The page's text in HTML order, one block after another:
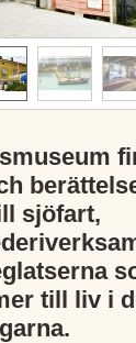
sjöfart,
till liv i